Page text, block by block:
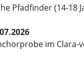
Pfadfinder (14-18
im Clara-